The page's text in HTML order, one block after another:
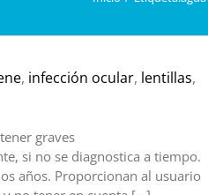
, infección ocular, lentillas,
graves
si no se diagnostica a tiempo.
años. Proporcionan al usuario